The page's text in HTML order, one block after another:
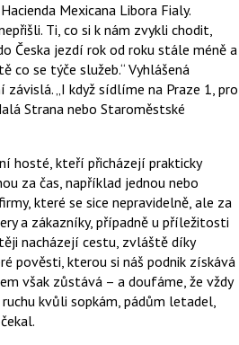
Mexicana Libora Fialy.
Ti, co si k nám zvykli chodit,
Česka jezdí rok od roku stále méně a
co se týče služeb.“ Vyhlášená
„I když sídlíme na Praze 1, pro
Strana nebo Staroměstské
hosté, kteří přicházejí prakticky
za čas, například jednou nebo
které se sice nepravidelně, ale za
a zákazníky, případně u příležitosti
nacházejí cestu, zvláště díky
pověsti, kterou si náš podnik získává
však zůstává – a doufáme, že vždy
kvůli sopkám, pádům letadel,